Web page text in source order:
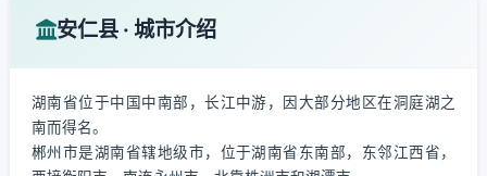
安仁县 · 城市介绍
湖南省位于中国中南部，长江中游，因大部分地区在洞庭湖之
南而得名。
郴州市是湖南省辖地级市，位于湖南省东南部，东邻江西省，